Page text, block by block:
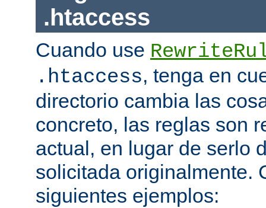
.htaccess
Cuando use
.htaccess, tenga en
directorio cambia las
concreto, las reglas son
actual, en lugar de serlo
solicitada originalmente.
siguientes ejemplos: